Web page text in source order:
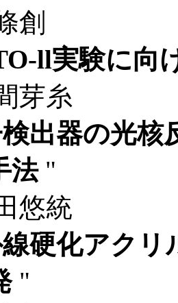
創
ll実験に向
芽糸
出器の光核
法 "
悠統
硬化アクリ
"